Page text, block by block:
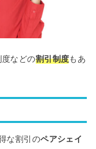
などの割引制度もあ
な割引のペアシェイ